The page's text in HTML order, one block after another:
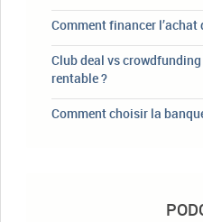
Comment financer l’achat
Club deal vs
rentable ?
Comment choisir la